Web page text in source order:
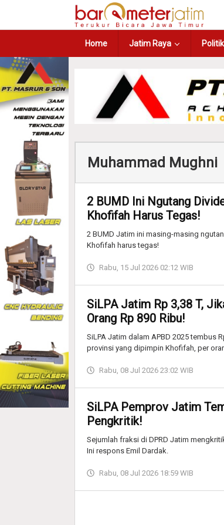
Home Jatim Raya
Muhammad Mughni
2 BUMD Ini Ngutang
Khofifah Harus Tegas!
2 BUMD Jatim ini masing-masing
Khofifah harus tegas!
Rabu, 15 Jul 2026 02:12 WIB
SiLPA Jatim Rp 3,38 T,
Orang Rp 890 Ribu!
SiLPA Jatim dalam APBD 2025 tembus
provinsi yang dipimpin Khofifah, per
Rabu, 08 Jul 2026 23:02 WIB
SiLPA Pemprov Jatim
Pengkritik!
Sejumlah fraksi di DPRD Jatim
Ini respons Emil Dardak.
Rabu, 08 Jul 2026 18:59 WIB